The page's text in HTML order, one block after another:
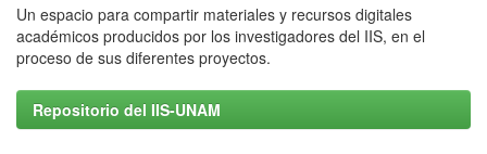
Un espacio para compartir materiales y recursos digitales
académicos producidos por los investigadores del IIS, en el
proceso de sus diferentes proyectos.
Repositorio del IIS-UNAM